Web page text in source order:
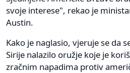
svoje interese", rekao je
Austin.
Kako je naglasio, vjeruje se da
Sirije nalazilo oružje koje je
zračnim napadima protiv